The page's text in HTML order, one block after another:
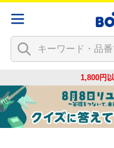
1,800円